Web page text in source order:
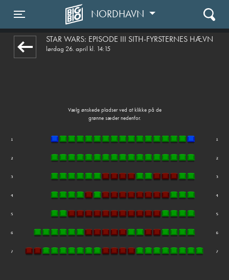
Toggle navigation
NORDHAVN
STAR WARS: EPISODE III SITH-FYRSTERNES HÆVN
lørdag 26. april kl. 14:15
Vælg ønskede pladser ved at klikke på de
grønne sæder nedenfor.
front03-cc 045140